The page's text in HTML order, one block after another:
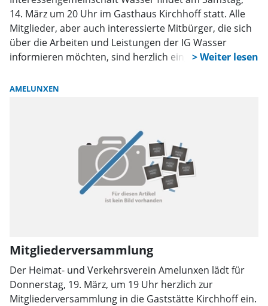
14. März um 20 Uhr im Gasthaus Kirchhoff statt. Alle
Mitglieder, aber auch interessierte Mitbürger, die sich
über die Arbeiten und Leistungen der IG Wasser
informieren möchten, sind herzlich eingeladen. Neben
des Vorstandes an.
AMELUNXEN
Mitgliederversammlung
Der Heimat- und Verkehrsverein Amelunxen lädt für
Donnerstag, 19. März, um 19 Uhr herzlich zur
Mitgliederversammlung in die Gaststätte Kirchhoff ein.